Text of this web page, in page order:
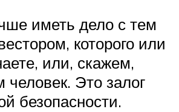
иметь дело с тем
которого или
или, скажем,
человек. Это залог
безопасности.